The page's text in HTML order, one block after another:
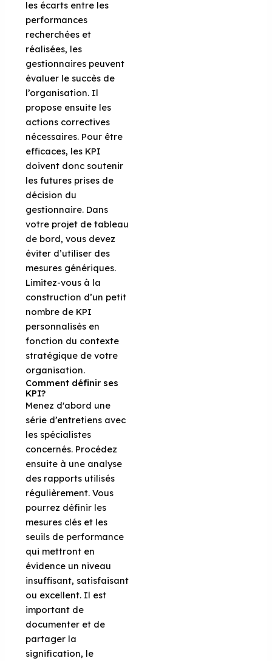
les écarts entre les
performances
recherchées et
réalisées, les
gestionnaires peuvent
évaluer le succès de
l’organisation. Il
propose ensuite les
actions correctives
nécessaires. Pour être
efficaces, les KPI
doivent donc soutenir
les futures prises de
décision du
gestionnaire. Dans
votre projet de tableau
de bord, vous devez
éviter d’utiliser des
mesures génériques.
Limitez-vous à la
construction d’un petit
nombre de KPI
personnalisés en
fonction du contexte
stratégique de votre
organisation.
Comment définir ses
KPI?
Menez d'abord une
série d’entretiens avec
les spécialistes
concernés. Procédez
ensuite à une analyse
des rapports utilisés
régulièrement. Vous
pourrez définir les
mesures clés et les
seuils de performance
qui mettront en
évidence un niveau
insuffisant, satisfaisant
ou excellent. Il est
important de
documenter et de
partager la
signification, le